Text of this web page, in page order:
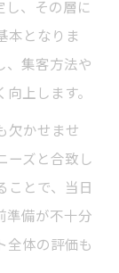
、その層に
本となりま
、集客方法や
上します。
欠かせませ
ーズと合致し
ことで、当日
準備が不十分
全体の評価も